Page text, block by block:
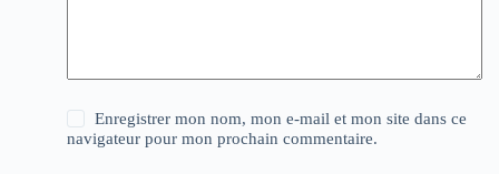
Enregistrer mon nom, mon e-mail et mon site dans ce
navigateur pour mon prochain commentaire.